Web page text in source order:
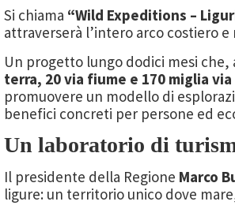
Si chiama “Wild Expeditions –
attraverserà l’intero arco costiero
Un progetto lungo dodici mesi
terra, 20 via fiume e 170 miglia via
promuovere un modello di
benefici concreti per persone ed
Un laboratorio di
Il presidente della Regione Marco
ligure: un territorio unico dove